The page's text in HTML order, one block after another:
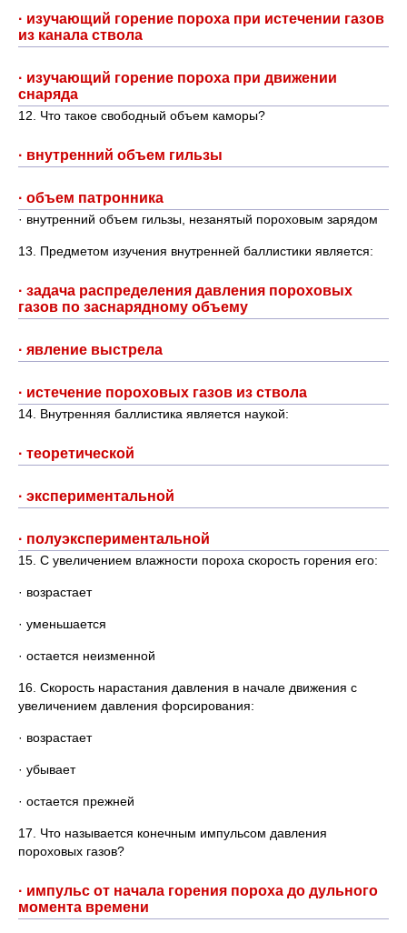
· изучающий горение пороха при истечении газов
из канала ствола
· изучающий горение пороха при движении
снаряда
12. Что такое свободный объем каморы?
· внутренний объем гильзы
· объем патронника
· внутренний объем гильзы, незанятый пороховым зарядом
13. Предметом изучения внутренней баллистики является:
· задача распределения давления пороховых
газов по заснарядному объему
· явление выстрела
· истечение пороховых газов из ствола
14. Внутренняя баллистика является наукой:
· теоретической
· экспериментальной
· полуэкспериментальной
15. С увеличением влажности пороха скорость горения его:
· возрастает
· уменьшается
· остается неизменной
16. Скорость нарастания давления в начале движения с
увеличением давления форсирования:
· возрастает
· убывает
· остается прежней
17. Что называется конечным импульсом давления
пороховых газов?
· импульс от начала горения пороха до дульного
момента времени